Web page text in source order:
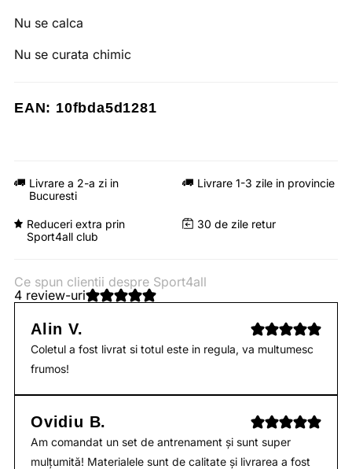
Nu se calca
Nu se curata chimic
EAN: 10fbda5d1281
Livrare a 2-a zi in
Bucuresti
Livrare 1-3 zile in provincie
Reduceri extra prin
Sport4all club
30 de zile retur
Ce spun clientii despre Sport4all
4 review-uri
Alin V.
Coletul a fost livrat si totul este in regula, va multumesc
frumos!
Ovidiu B.
Am comandat un set de antrenament și sunt super
mulțumită! Materialele sunt de calitate și livrarea a fost